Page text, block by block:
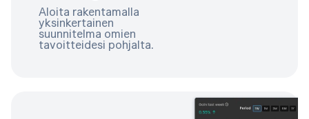
Aloita rakentamalla
yksinkertainen
suunnitelma omien
tavoitteidesi pohjalta.